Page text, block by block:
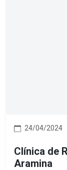
24/04/2024
Clínica de
Aramina